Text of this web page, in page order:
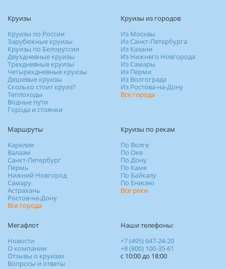
Круизы
Круизы по России
Зарубежные круизы
Круизы по Белоруссии
Двухдневные круизы
Трехдневные круизы
Четырехдневные круизы
Дешевые круизы
Сколько стоит круиз?
Теплоходы
Водные пути
Города и стоянки
Круизы из городов
Из Москвы
Из Санкт-Петербурга
Из Казани
Из Нижнего Новгорода
Из Самары
Из Перми
Из Волгограда
Из Ростова-на-Дону
Все города
Маршруты
Карелия
Валаам
Санкт-Петербург
Пермь
Нижний Новгород
Самару
Астрахань
Ростов-на-Дону
Все города
Круизы по рекам
По Волге
По Оке
По Дону
По Каме
По Байкалу
По Енисею
Все реки
Мегафлот
Новости
О компании
Отзывы о круизах
Вопросы и ответы
Наши телефоны:
+7 (495) 647-24-20
+8 (800) 100-35-61
c 10:00 до 18:00